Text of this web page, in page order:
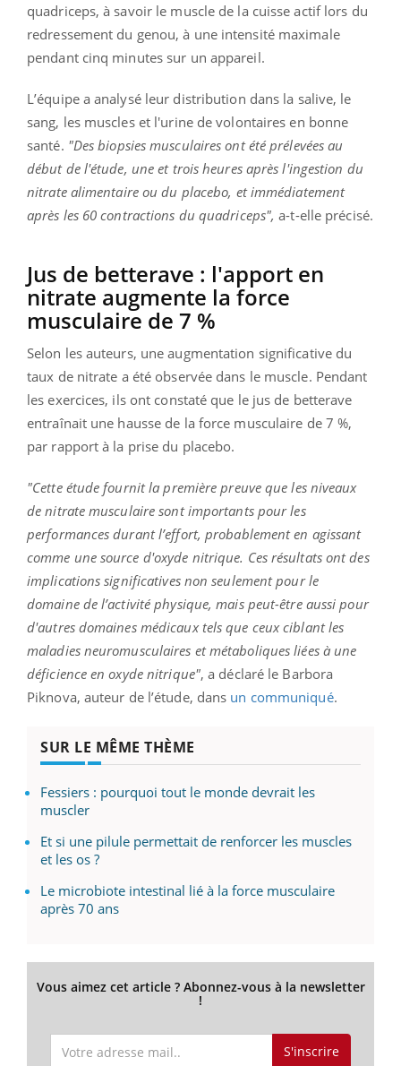
quadriceps, à savoir le muscle de la cuisse actif lors du
redressement du genou, à une intensité maximale
pendant cinq minutes sur un appareil.
L’équipe a analysé leur distribution dans la salive, le
sang, les muscles et l'urine de volontaires en bonne
santé. "Des biopsies musculaires ont été prélevées au
début de l'étude, une et trois heures après l'ingestion du
nitrate alimentaire ou du placebo, et immédiatement
après les 60 contractions du quadriceps", a-t-elle précisé.
Jus de betterave : l'apport en
nitrate augmente la force
musculaire de 7 %
Selon les auteurs, une augmentation significative du
taux de nitrate a été observée dans le muscle. Pendant
les exercices, ils ont constaté que le jus de betterave
entraînait une hausse de la force musculaire de 7 %,
par rapport à la prise du placebo.
"Cette étude fournit la première preuve que les niveaux
de nitrate musculaire sont importants pour les
performances durant l’effort, probablement en agissant
comme une source d'oxyde nitrique. Ces résultats ont des
implications significatives non seulement pour le
domaine de l’activité physique, mais peut-être aussi pour
d'autres domaines médicaux tels que ceux ciblant les
maladies neuromusculaires et métaboliques liées à une
déficience en oxyde nitrique", a déclaré le Barbora
Piknova, auteur de l’étude, dans un communiqué.
SUR LE MÊME THÈME
Fessiers : pourquoi tout le monde devrait les
muscler
Et si une pilule permettait de renforcer les muscles
et les os ?
Le microbiote intestinal lié à la force musculaire
après 70 ans
Vous aimez cet article ? Abonnez-vous à la newsletter
!
S'inscrire